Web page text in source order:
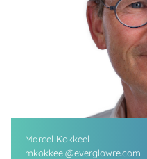
Marcel Kokkeel
mkokkeel@everglowre.com